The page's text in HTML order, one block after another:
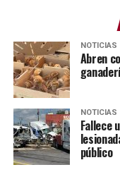
block y cemento,
cubierta por los
incluyen la
como la
Con una extensión
de béisbol dejará
convertirse en un
jóvenes y familias
fortalecer el sentido
NOTICIAS
Abren
NOTICIAS
Fallece
público